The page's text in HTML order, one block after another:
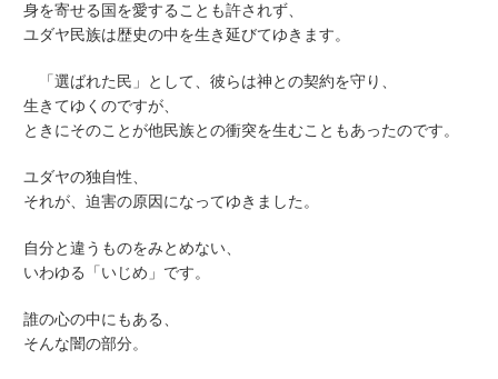
身を寄せる国を愛することも許されず、
ユダヤ民族は歴史の中を生き延びてゆきます。
「選ばれた民」として、彼らは神との契約を守り、
生きてゆくのですが、
ときにそのことが他民族との衝突を生むこともあったのです。
ユダヤの独自性、
それが、迫害の原因になってゆきました。
自分と違うものをみとめない、
いわゆる「いじめ」です。
誰の心の中にもある、
そんな闇の部分。